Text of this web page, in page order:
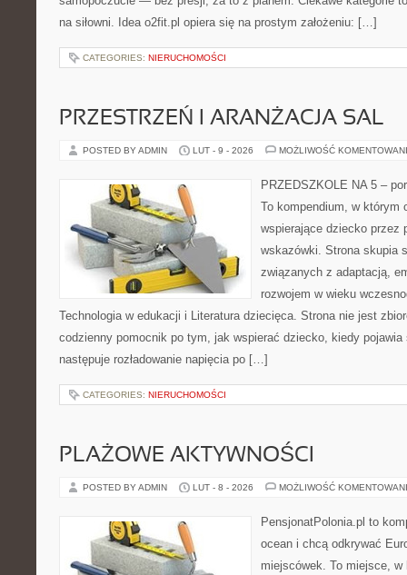
na siłowni. Idea o2fit.pl opiera się na prostym założeniu: […]
CATEGORIES: NIERUCHOMOŚCI
PRZESTRZEŃ I ARANŻACJA SAL
POSTED BY ADMIN LUT - 9 - 2026 MOŻLIWOŚĆ
PRZEDSZKOLE NA 5 –
To kompendium, w którym
wspierające dziecko przez
wskazówki. Strona skupia
związanych z adaptacją,
rozwojem w wieku
Technologia w edukacji i Literatura dziecięca. Strona nie jest
codzienny pomocnik po tym, jak wspierać dziecko, kiedy pojawia
następuje rozładowanie napięcia po […]
CATEGORIES: NIERUCHOMOŚCI
PLAŻOWE AKTYWNOŚCI
POSTED BY ADMIN LUT - 8 - 2026 MOŻLIWOŚĆ
PensjonatPolonia.pl to
ocean i chcą odkrywać
miejscówek. To miejsce,